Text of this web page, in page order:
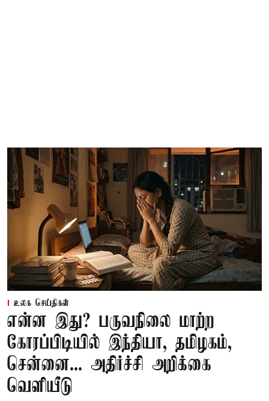
உலக செய்திகள்
என்ன இது? பருவநிலை மாற்ற
கோரப்பிடியில் இந்தியா, தமிழகம்,
சென்னை... அதிர்ச்சி அறிக்கை
வெளியீடு